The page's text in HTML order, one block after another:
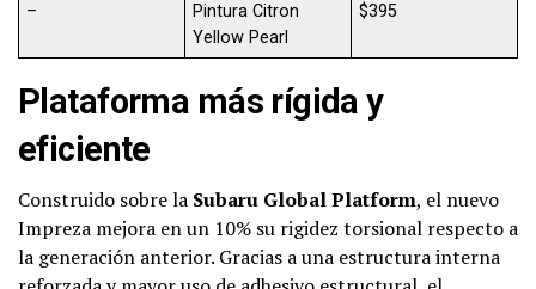
–
Pintura Citron
Yellow Pearl
$395
Plataforma más rígida y
eficiente
Construido sobre la Subaru Global Platform, el nuevo
Impreza mejora en un 10% su rigidez torsional respecto a
la generación anterior. Gracias a una estructura interna